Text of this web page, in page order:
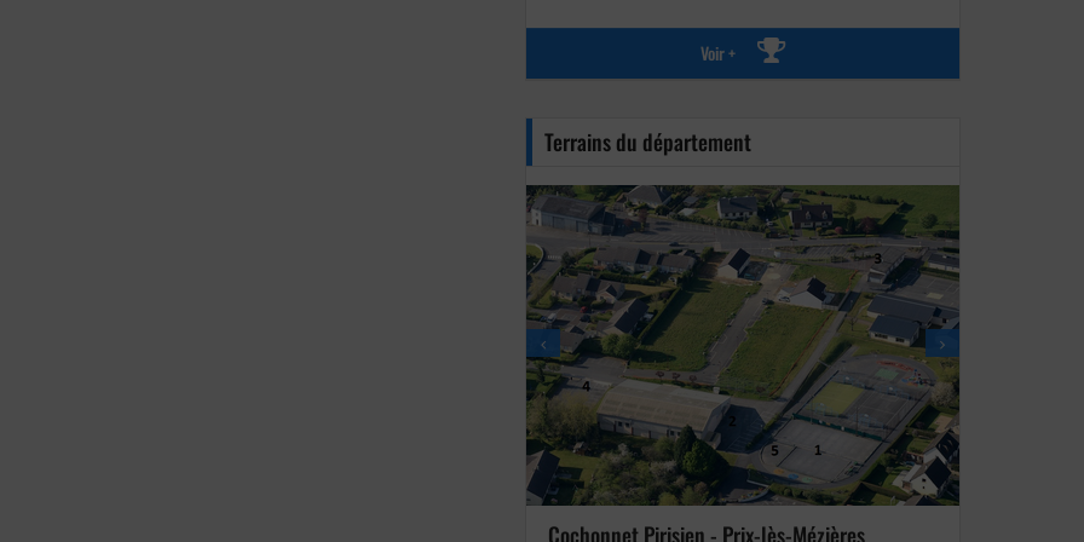
Voir +
Terrains du département
Cochonnet Pirisien - Prix-lès-Mézières